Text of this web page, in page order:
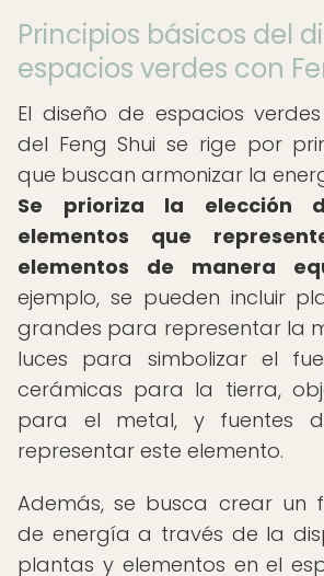
Principios básicos del
espacios verdes con
El diseño de espacios
del Feng Shui se rige por
que buscan armonizar la
Se prioriza la elección
elementos que
elementos de manera
ejemplo, se pueden incluir
grandes para representar la
luces para simbolizar el
cerámicas para la tierra,
para el metal, y fuentes
representar este elemento.
Además, se busca crear un
de energía a través de la
plantas y elementos en el